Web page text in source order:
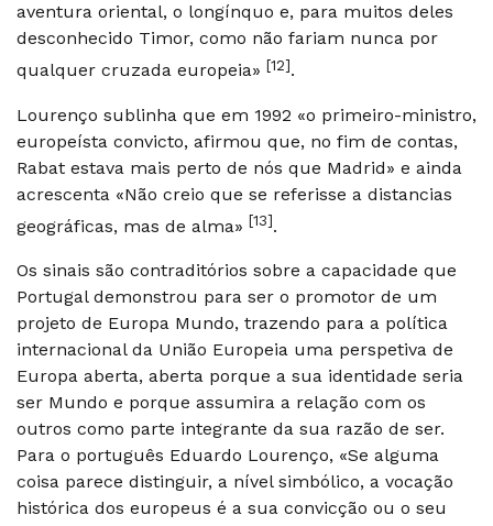
aventura oriental, o longínquo e, para muitos deles
desconhecido Timor, como não fariam nunca por
qualquer cruzada europeia» [12].
Lourenço sublinha que em 1992 «o primeiro-ministro,
europeísta convicto, afirmou que, no fim de contas,
Rabat estava mais perto de nós que Madrid» e ainda
acrescenta «Não creio que se referisse a distancias
geográficas, mas de alma» [13].
Os sinais são contraditórios sobre a capacidade que
Portugal demonstrou para ser o promotor de um
projeto de Europa Mundo, trazendo para a política
internacional da União Europeia uma perspetiva de
Europa aberta, aberta porque a sua identidade seria
ser Mundo e porque assumira a relação com os
outros como parte integrante da sua razão de ser.
Para o português Eduardo Lourenço, «Se alguma
coisa parece distinguir, a nível simbólico, a vocação
histórica dos europeus é a sua convicção ou o seu